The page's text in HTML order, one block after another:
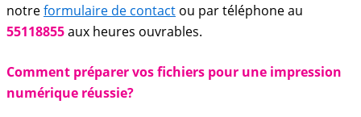
notreformulaire de contact ou par téléphone au
55118855aux heures ouvrables.
Comment préparer vos fichiers pour une impression
numérique réussie?